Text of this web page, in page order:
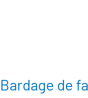
Bardage de
Bardage